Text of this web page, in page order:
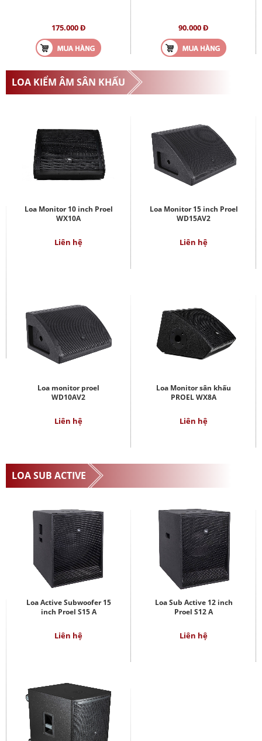
175.000 Đ 90.000 Đ
LOA KIỂM ÂM SÂN KHẤU
Loa Monitor 10 inch Proel
WX10A
Liên hệ
Loa Monitor 15 inch Proel
WD15AV2
Liên hệ
Loa monitor proel
WD10AV2
Liên hệ
Loa Monitor sân khấu
PROEL WX8A
Liên hệ
LOA SUB ACTIVE
Loa Active Subwoofer 15
inch Proel S15 A
Liên hệ
Loa Sub Active 12 inch
Proel S12 A
Liên hệ